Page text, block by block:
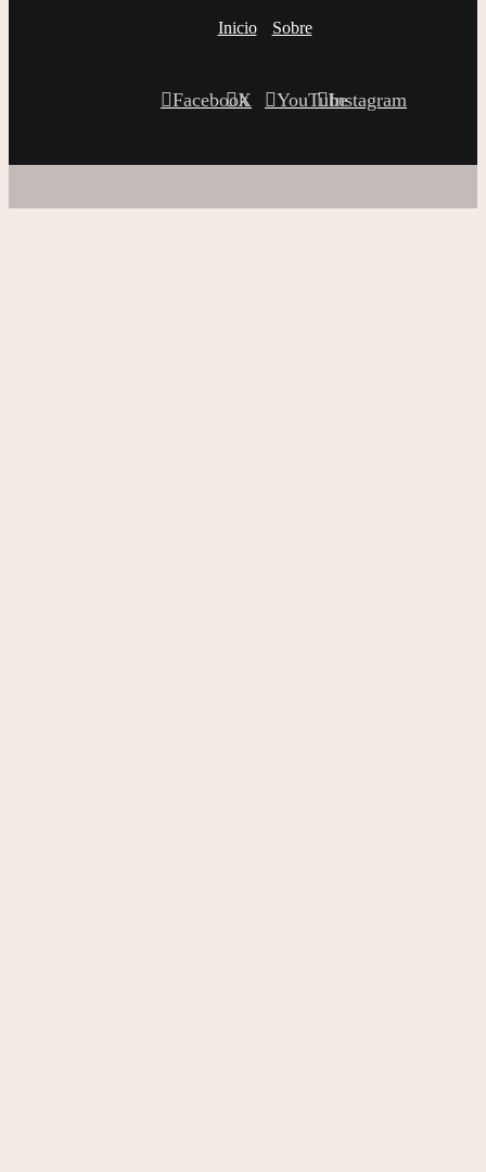
Inicio Sobre
Facebook
X YouTubeInstagram